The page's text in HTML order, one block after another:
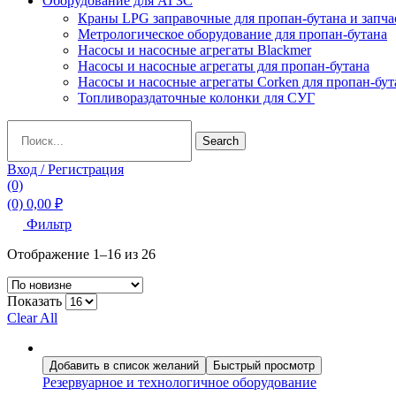
Краны LPG заправочные для пропан-бутана и
Метрологическое оборудование для пропан-бутана
Насосы и насосные агрегаты Blackmer
Насосы и насосные агрегаты для пропан-бутана
Насосы и насосные агрегаты Corken для пропан-
Топливораздаточные колонки для СУГ
for:
Search
Вход / Регистрация
(0)
(0) 0,00 ₽
Фильтр
Отображение 1–16 из 26Сортировка:
Показать
Clear All
Добавить в список желаний Быстрый просмотр
Резервуарное и технологичное оборудование